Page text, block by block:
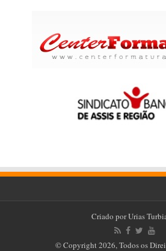
Criado porUrias
© Copyright 2026, Todos os